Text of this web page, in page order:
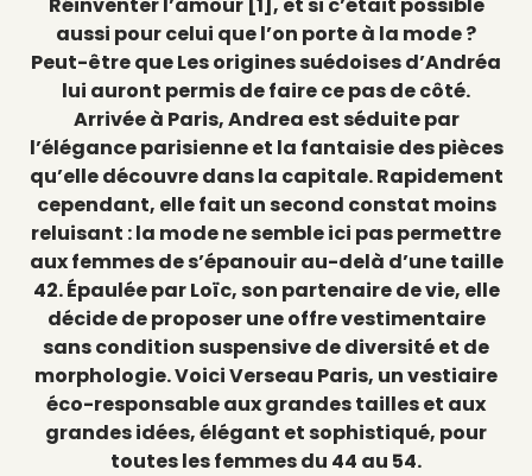
aussi pour celui que l’on porte à la mode ?
Peut-être que Les origines suédoises d’Andréa
lui auront permis de faire ce pas de côté.
Arrivée à Paris, Andrea est séduite par
l’élégance parisienne et la fantaisie des pièces
qu’elle découvre dans la capitale. Rapidement
cependant, elle fait un second constat moins
reluisant : la mode ne semble ici pas permettre
aux femmes de s’épanouir au-delà d’une taille
42. Épaulée par Loïc, son partenaire de vie, elle
décide de proposer une offre vestimentaire
sans condition suspensive de diversité et de
morphologie. Voici Verseau Paris, un vestiaire
éco-responsable aux grandes tailles et aux
grandes idées, élégant et sophistiqué, pour
toutes les femmes du 44 au 54.